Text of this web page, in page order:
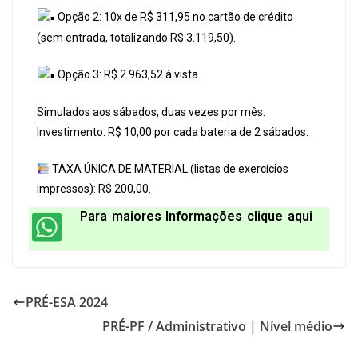
Opção 2: 10x de R$ 311,95 no cartão de crédito
(sem entrada, totalizando R$ 3.119,50).
Opção 3: R$ 2.963,52 à vista.
Simulados aos sábados, duas vezes por mês.
Investimento: R$ 10,00 por cada bateria de 2 sábados.
TAXA ÚNICA DE MATERIAL (listas de exercícios
impressos): R$ 200,00.
Para maiores Informações clique aqui
PRÉ-ESA 2024
PRÉ-PF / Administrativo | Nível médio